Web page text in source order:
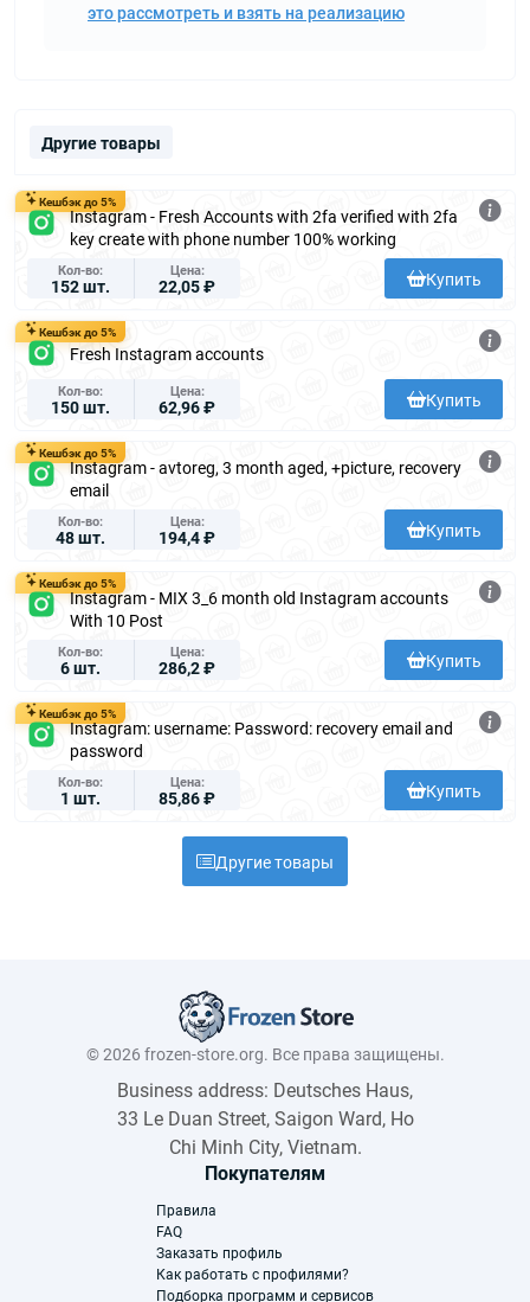
это рассмотреть и взять на реализацию
Другие товары
Кешбэк до 5%
Instagram - Fresh Accounts with 2fa verified with 2fa
key create with phone number 100% working
Кол-во
152 шт.
Цена
22,05 ₽ Купить
Кешбэк до 5%
Fresh Instagram accounts
Кол-во
150 шт.
Цена
62,96 ₽ Купить
Кешбэк до 5%
Instagram - avtoreg, 3 month aged, +picture, recovery
email
Кол-во
48 шт.
Цена
194,4 ₽ Купить
Кешбэк до 5%
Instagram - MIX 3_6 month old Instagram accounts
With 10 Post
Кол-во
6 шт.
Цена
286,2 ₽ Купить
Кешбэк до 5%
Instagram: username: Password: recovery email and
password
Кол-во
1 шт.
Цена
85,86 ₽ Купить
Другие товары
© 2026 frozen-store.org. Все права защищены.
Business address: Deutsches Haus,
33 Le Duan Street, Saigon Ward, Ho
Chi Minh City, Vietnam.
Покупателям
Правила
FAQ
Заказать профиль
Как работать с профилями?
Подборка программ и сервисов